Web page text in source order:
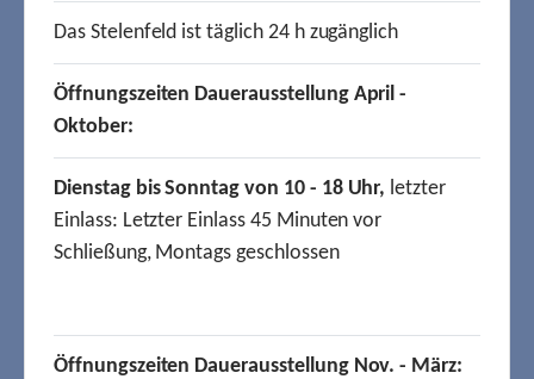
Das Stelenfeld ist täglich 24 h zugänglich
Öffnungszeiten Dauerausstellung April -
Oktober:
Dienstag bis Sonntag von 10 - 18 Uhr, letzter
Einlass: Letzter Einlass 45 Minuten vor
Schließung, Montags geschlossen
Öffnungszeiten Dauerausstellung Nov. - März: